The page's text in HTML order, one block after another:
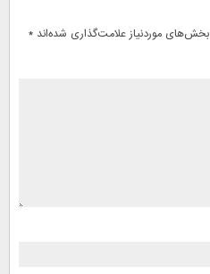
بخش‌های موردنیاز علامت‌گذاری شده‌اند*